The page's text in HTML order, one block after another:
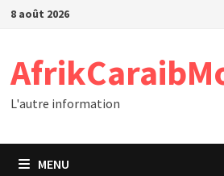
Passer
8 août 2026
L'autre information
MENU